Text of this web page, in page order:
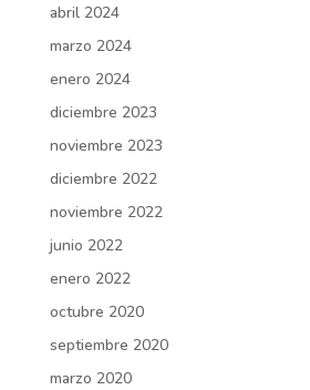
abril 2024
marzo 2024
enero 2024
diciembre 2023
noviembre 2023
diciembre 2022
noviembre 2022
junio 2022
enero 2022
octubre 2020
septiembre 2020
marzo 2020